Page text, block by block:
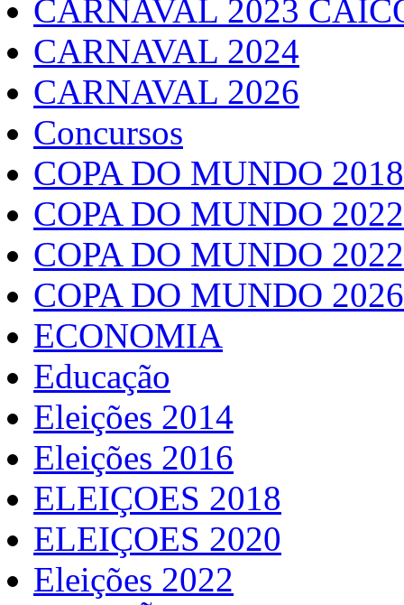
CARNAVAL 2023
CARNAVAL 2024
CARNAVAL 2026
Concursos
COPA DO MUNDO 2018
COPA DO MUNDO 2022
COPA DO MUNDO
COPA DO MUNDO 2026
ECONOMIA
Educação
Eleições 2014
Eleições 2016
ELEIÇOES 2018
ELEIÇOES 2020
Eleições 2022